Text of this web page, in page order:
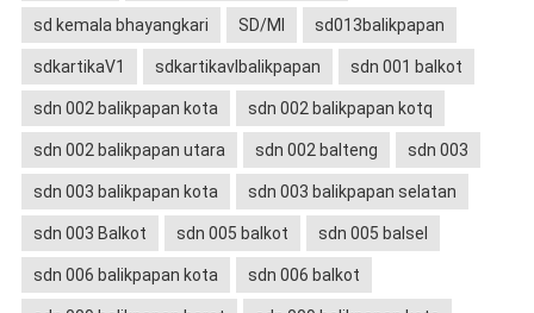
sd kemala bhayangkari SD/MI sd013balikpapan
sdkartikaV1 sdkartikavIbalikpapan sdn 001 balkot
sdn 002 balikpapan kota sdn 002 balikpapan kotq
sdn 002 balikpapan utara sdn 002 balteng sdn 003
sdn 003 balikpapan kota sdn 003 balikpapan selatan
sdn 003 Balkot sdn 005 balkot sdn 005 balsel
sdn 006 balikpapan kota sdn 006 balkot